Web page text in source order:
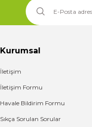
Kurumsal
İletişim
İletişim Formu
Havale Bildirim Formu
Sıkça Sorulan Sorular